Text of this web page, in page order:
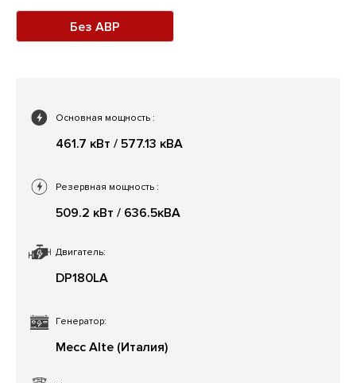
Без АВР
Основная мощность :
461.7 кВт / 577.13 кВА
Двигатель:
DP180LA
Резервная мощность :
509.2 кВт / 636.5кВА
Генератор:
Mecc Alte (Италия)